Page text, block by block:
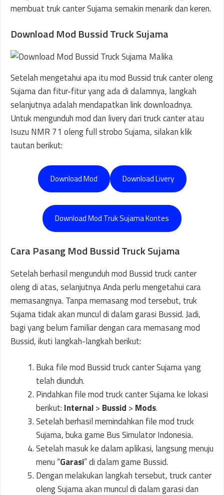
membuat truk canter Sujama semakin menarik dan keren.
Download Mod Bussid Truck Sujama
Setelah mengetahui apa itu mod Bussid truk canter oleng
Sujama dan fitur-fitur yang ada di dalamnya, langkah
selanjutnya adalah mendapatkan link downloadnya.
Untuk mengunduh mod dan livery dari truck canter atau
Isuzu NMR 71 oleng full strobo Sujama, silakan klik
tautan berikut:
Download Mod Download Livery
Download Mod Truk Sujama Kontes
Cara Pasang Mod Bussid Truck Sujama
Setelah berhasil mengunduh mod Bussid truck canter
oleng di atas, selanjutnya Anda perlu mengetahui cara
memasangnya. Tanpa memasang mod tersebut, truk
Sujama tidak akan muncul di dalam garasi Bussid. Jadi,
bagi yang belum familiar dengan cara memasang mod
Bussid, ikuti langkah-langkah berikut:
Buka file mod Bussid truck canter Sujama yang
telah diunduh.
Pindahkan file mod truck canter Sujama ke lokasi
berikut: Internal> Bussid > Mods.
Setelah berhasil memindahkan file mod truck
Sujama, buka game Bus Simulator Indonesia.
Setelah masuk ke dalam aplikasi, langsung menuju
menu “Garasi” di dalam game Bussid.
Dengan melakukan langkah tersebut, truck canter
oleng Sujama akan muncul di dalam garasi dan